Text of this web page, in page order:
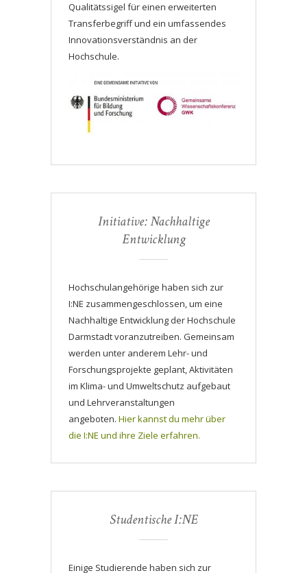
Qualitätssigel für einen erweiterten
Transferbegriff und ein umfassendes
Innovationsverständnis an der
Hochschule.
Initiative: Nachhaltige
Entwicklung
Hochschulangehörige haben sich zur
I:NE zusammengeschlossen, um eine
Nachhaltige Entwicklung der Hochschule
Darmstadt voranzutreiben. Gemeinsam
werden unter anderem Lehr- und
Forschungsprojekte geplant, Aktivitäten
im Klima- und Umweltschutz aufgebaut
und Lehrveranstaltungen
angeboten. Hier kannst du mehr über
die I:NE und ihre Ziele erfahren.
Studentische I:NE
Einige Studierende haben sich zur